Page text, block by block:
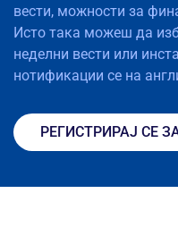
вести, можности за
Исто така можеш да
неделни вести или
нотификации се на
РЕГИСТРИРАЈ СЕ